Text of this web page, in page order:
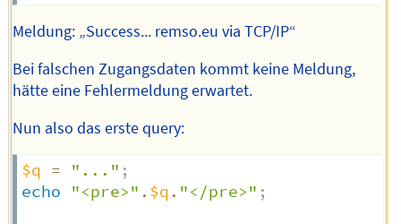
Meldung: „Success... remso.eu via TCP/IP“
Bei falschen Zugangsdaten kommt keine Meldung,
hätte eine Fehlermeldung erwartet.
Nun also das erste query:
$q = "..." ;
echo
"<pre>" . $q . "</pre>" ;